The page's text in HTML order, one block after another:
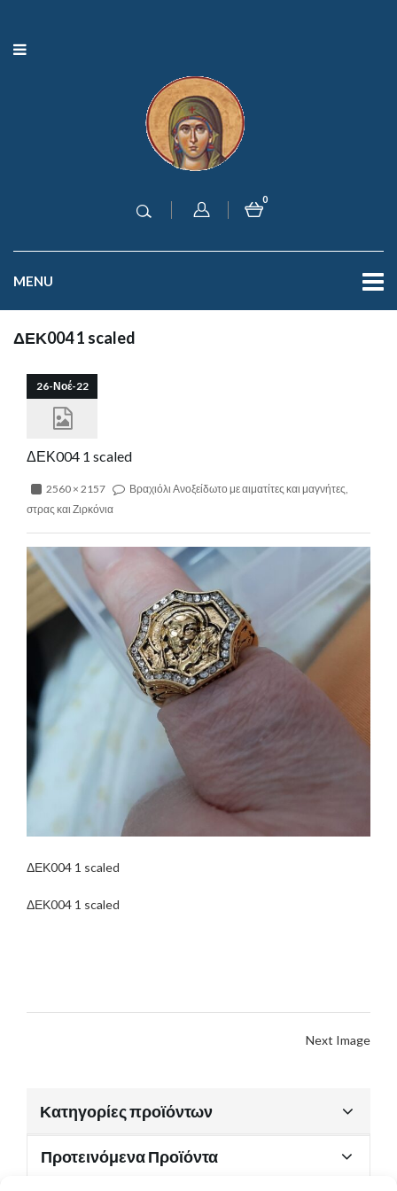
0
MENU
ΔΕΚ004 1 scaled
26-Νοέ-22
ΔΕΚ004 1 scaled
2560 × 2157
Βραχιόλι Ανοξείδωτο με αιματίτες και μαγνήτες,
στρας και Ζιρκόνια
ΔΕΚ004 1 scaled
ΔΕΚ004 1 scaled
Next Image
Κατηγορίες προϊόντων
Προτεινόμενα Προϊόντα